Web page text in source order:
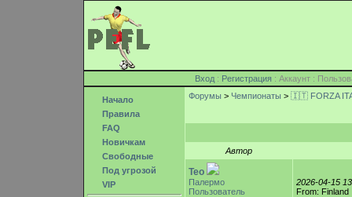
Вход : Регистрация : Аккаунт :
Начало
Правила
FAQ
Новичкам
Свободные
Под угрозой
VIP
Форумы > Чемпионаты > 🇮🇹 FORZA
Автор
Teo
Палермо
Пользователь
2026-04-15
From: Finland